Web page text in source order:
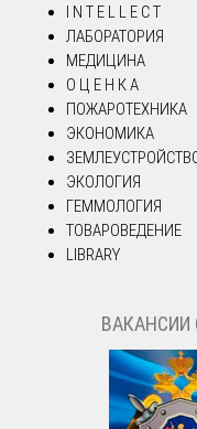
I N T E L L E C T
ЛАБОРАТОРИЯ
МЕДИЦИНА
О Ц Е Н К А
ПОЖАРОТЕХНИКА
ЭКОНОМИКА
ЭКОЛОГИЯ
ГЕММОЛОГИЯ
ТОВАРОВЕДЕНИЕ
LIBRARY
ВАКАНСИИ